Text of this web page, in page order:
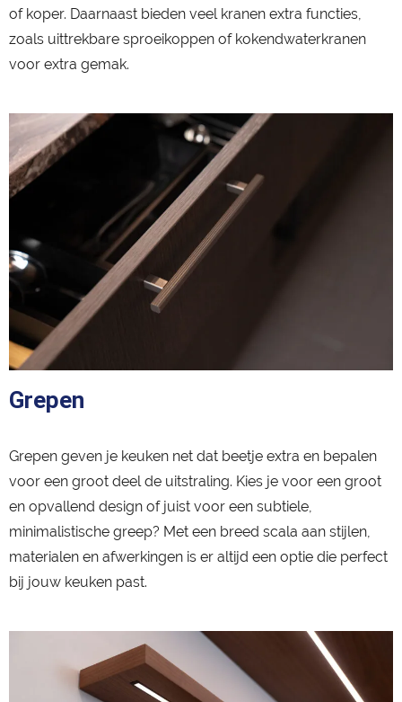
of koper. Daarnaast bieden veel kranen extra functies,
zoals uittrekbare sproeikoppen of kokendwaterkranen
voor extra gemak.
Grepen
Grepen geven je keuken net dat beetje extra en bepalen
voor een groot deel de uitstraling. Kies je voor een groot
en opvallend design of juist voor een subtiele,
minimalistische greep? Met een breed scala aan stijlen,
materialen en afwerkingen is er altijd een optie die perfect
bij jouw keuken past.